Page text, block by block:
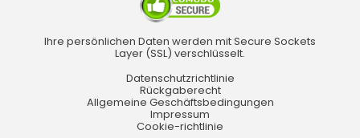
Ihre persönlichen Daten werden mit Secure Sockets
Layer (SSL) verschlüsselt.
Datenschutzrichtlinie
Rückgaberecht
Allgemeine Geschäftsbedingungen
Impressum
Cookie-richtlinie